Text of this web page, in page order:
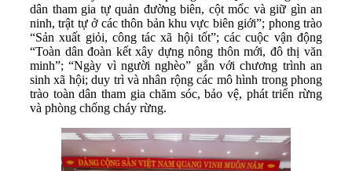
dân tham gia tự quản đường biên, cột mốc và giữ gìn an
ninh, trật tự ở các thôn bản khu vực biên giới”; phong trào
“Sản xuất giỏi, công tác xã hội tốt”; các cuộc vận động
“Toàn dân đoàn kết xây dựng nông thôn mới, đô thị văn
minh”; “Ngày vì người nghèo” gắn với chương trình an
sinh xã hội; duy trì và nhân rộng các mô hình trong phong
trào toàn dân tham gia chăm sóc, bảo vệ, phát triển rừng
và phòng chống cháy rừng.